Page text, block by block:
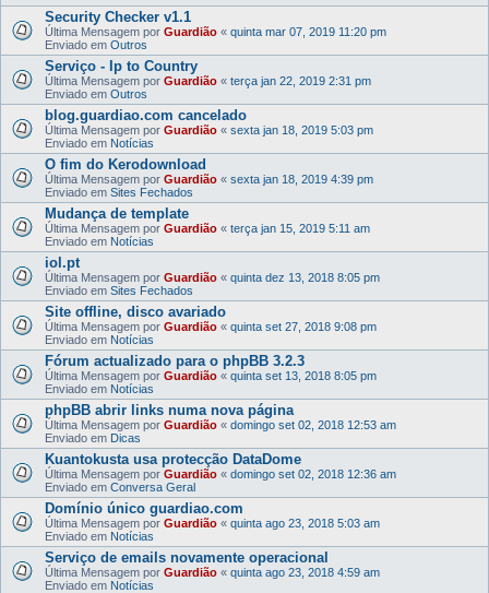
Security Checker v1.1
Última Mensagem por Guardião « quinta mar 07, 2019 11:20 pm
Enviado em Outros
Serviço - Ip to Country
Última Mensagem por Guardião « terça jan 22, 2019 2:31 pm
Enviado em Outros
blog.guardiao.com cancelado
Última Mensagem por Guardião « sexta jan 18, 2019 5:03 pm
Enviado em Notícias
O fim do Kerodownload
Última Mensagem por Guardião « sexta jan 18, 2019 4:39 pm
Enviado em Sites Fechados
Mudança de template
Última Mensagem por Guardião « terça jan 15, 2019 5:11 am
Enviado em Notícias
iol.pt
Última Mensagem por Guardião « quinta dez 13, 2018 8:05 pm
Enviado em Sites Fechados
Site offline, disco avariado
Última Mensagem por Guardião « quinta set 27, 2018 9:08 pm
Enviado em Notícias
Fórum actualizado para o phpBB 3.2.3
Última Mensagem por Guardião « quinta set 13, 2018 8:05 pm
Enviado em Notícias
phpBB abrir links numa nova página
Última Mensagem por Guardião « domingo set 02, 2018 12:53 am
Enviado em Dicas
Kuantokusta usa protecção DataDome
Última Mensagem por Guardião « domingo set 02, 2018 12:36 am
Enviado em Conversa Geral
Domínio único guardiao.com
Última Mensagem por Guardião « quinta ago 23, 2018 5:03 am
Enviado em Notícias
Serviço de emails novamente operacional
Última Mensagem por Guardião « quinta ago 23, 2018 4:59 am
Enviado em Notícias